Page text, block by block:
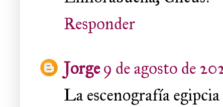
Responder
Jorge 9 de agosto de
La escenografía